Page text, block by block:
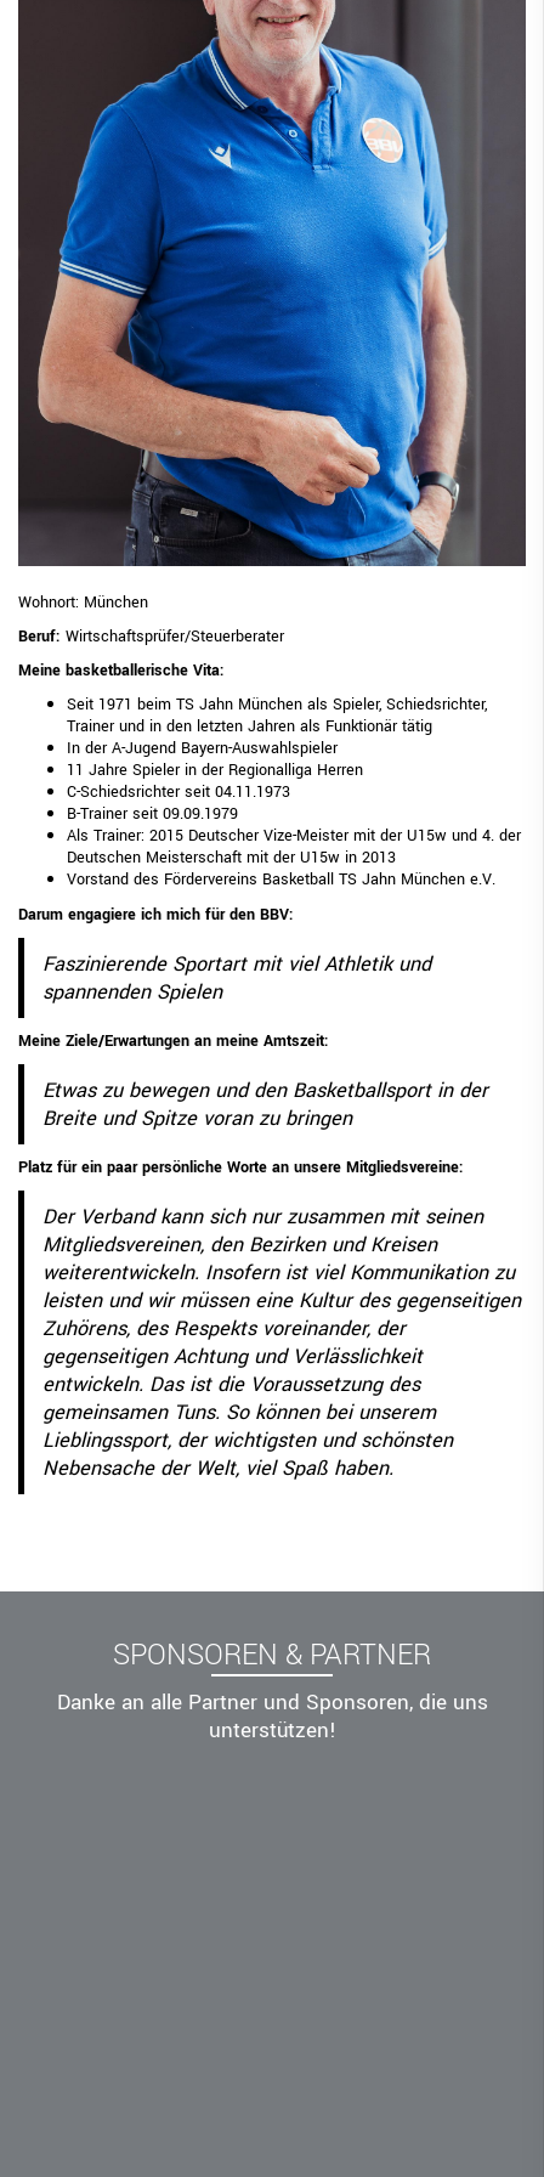
Wohnort: München
Beruf: Wirtschaftsprüfer/Steuerberater
Meine basketballerische Vita:
Seit 1971 beim TS Jahn München als Spieler, Schiedsrichter,
Trainer und in den letzten Jahren als Funktionär tätig
In der A-Jugend Bayern-Auswahlspieler
11 Jahre Spieler in der Regionalliga Herren
C-Schiedsrichter seit 04.11.1973
B-Trainer seit 09.09.1979
Als Trainer: 2015 Deutscher Vize-Meister mit der U15w und 4. der
Deutschen Meisterschaft mit der U15w in 2013
Vorstand des Fördervereins Basketball TS Jahn München e.V.
Darum engagiere ich mich für den BBV:
Faszinierende Sportart mit viel Athletik und
spannenden Spielen
Meine Ziele/Erwartungen an meine Amtszeit:
Etwas zu bewegen und den Basketballsport in der
Breite und Spitze voran zu bringen
Platz für ein paar persönliche Worte an unsere Mitgliedsvereine:
Der Verband kann sich nur zusammen mit seinen
Mitgliedsvereinen, den Bezirken und Kreisen
weiterentwickeln. Insofern ist viel Kommunikation zu
leisten und wir müssen eine Kultur des gegenseitigen
Zuhörens, des Respekts voreinander, der
gegenseitigen Achtung und Verlässlichkeit
entwickeln. Das ist die Voraussetzung des
gemeinsamen Tuns. So können bei unserem
Lieblingssport, der wichtigsten und schönsten
Nebensache der Welt, viel Spaß haben.
SPONSOREN & PARTNER
Danke an alle Partner und Sponsoren, die uns
unterstützen!
Magdalena v. Geyr & Alexandra Shaw
Sebastian Böhnlein
Geschäftsstelle
Landestrainer
Bezirksvorsitzende
Satzung
Ordnungen
Amtliche Mitteilungen
Stellenangebote
BayeriscHER
Safe Sport
Vertrauensansprechpartner beim BBV
RESSORTS
BEZIRKE
BAYERNBASKET
NEWS
DIGITAL SCORE SHEET
STRUKTURREFORM